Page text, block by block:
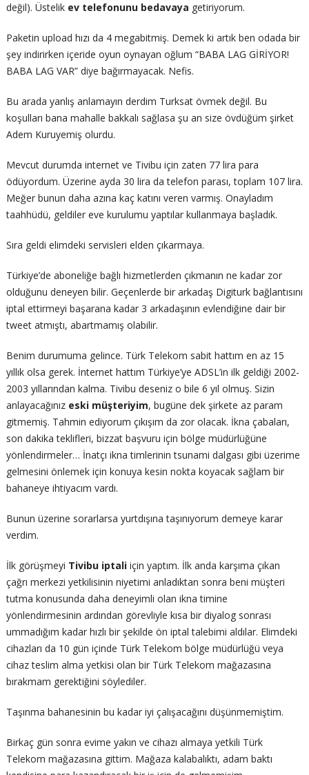
değil). Üstelik ev telefonunu bedavaya getiriyorum.
Paketin upload hızı da 4 megabitmiş. Demek ki artık ben odada bir
şey indirirken içeride oyun oynayan oğlum “BABA LAG GİRİYOR!
BABA LAG VAR” diye bağırmayacak. Nefis.
Bu arada yanlış anlamayın derdim Turksat övmek değil. Bu
koşulları bana mahalle bakkalı sağlasa şu an size övdüğüm şirket
Adem Kuruyemiş olurdu.
Mevcut durumda internet ve Tivibu için zaten 77 lira para
ödüyordum. Üzerine ayda 30 lira da telefon parası, toplam 107 lira.
Meğer bunun daha azına kaç katını veren varmış. Onayladım
taahhüdü, geldiler eve kurulumu yaptılar kullanmaya başladık.
Sıra geldi elimdeki servisleri elden çıkarmaya.
Türkiye’de aboneliğe bağlı hizmetlerden çıkmanın ne kadar zor
olduğunu deneyen bilir. Geçenlerde bir arkadaş Digiturk bağlantısını
iptal ettirmeyi başarana kadar 3 arkadaşının evlendiğine dair bir
tweet atmıştı, abartmamış olabilir.
Benim durumuma gelince. Türk Telekom sabit hattım en az 15
yıllık olsa gerek. İnternet hattım Türkiye’ye ADSL’in ilk geldiği 2002-
2003 yıllarından kalma. Tivibu deseniz o bile 6 yıl olmuş. Sizin
anlayacağınız eski müşteriyim, bugüne dek şirkete az param
gitmemiş. Tahmin ediyorum çıkışım da zor olacak. İkna çabaları,
son dakika teklifleri, bizzat başvuru için bölge müdürlüğüne
yönlendirmeler… İnatçı ikna timlerinin tsunami dalgası gibi üzerime
gelmesini önlemek için konuya kesin nokta koyacak sağlam bir
bahaneye ihtiyacım vardı.
Bunun üzerine sorarlarsa yurtdışına taşınıyorum demeye karar
verdim.
İlk görüşmeyi Tivibu iptaliiçin yaptım. İlk anda karşıma çıkan
çağrı merkezi yetkilisinin niyetimi anladıktan sonra beni müşteri
tutma konusunda daha deneyimli olan ikna timine
yönlendirmesinin ardından görevliyle kısa bir diyalog sonrası
ummadığım kadar hızlı bir şekilde ön iptal talebimi aldılar. Elimdeki
cihazları da 10 gün içinde Türk Telekom bölge müdürlüğü veya
cihaz teslim alma yetkisi olan bir Türk Telekom mağazasına
bırakmam gerektiğini söylediler.
Taşınma bahanesinin bu kadar iyi çalışacağını düşünmemiştim.
Birkaç gün sonra evime yakın ve cihazı almaya yetkili Türk
Telekom mağazasına gittim. Mağaza kalabalıktı, adam baktı